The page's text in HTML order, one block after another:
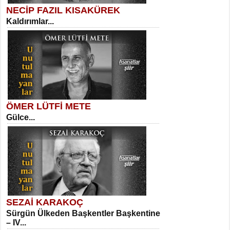
SELAHATTİN YILDIZ
İnsanın Zindanı...
MEHMET TAŞTAN
Vagon’da Bir Şairle...
SITKI CANEY
Oruçla Devrim ve Özgürlüğe…...
Kadir Ünal
Ayağıma Dolanan Yokuş...
Mehmet Çoban
Elmira...
NECİP FAZIL KISAKÜREK
Kaldırımlar...
ÖMER LÜTFİ METE
Gülce...
SEZAİ KARAKOÇ
Sürgün Ülkeden Başkentler Başkentine
– IV...